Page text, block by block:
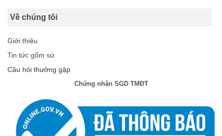
Về chúng tôi
Giới thiệu
Tin tức gốm sứ
Câu hỏi thường gặp
Chứng nhận SGD TMĐT